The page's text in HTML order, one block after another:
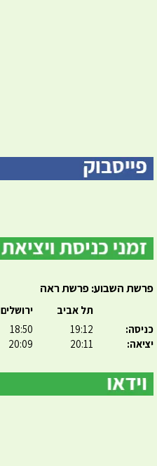
פרשת השבוע: פרשת ראה
כניסה:
יציאה:
תל אביב
19:12
20:11
ירושלים
18:50
20:09